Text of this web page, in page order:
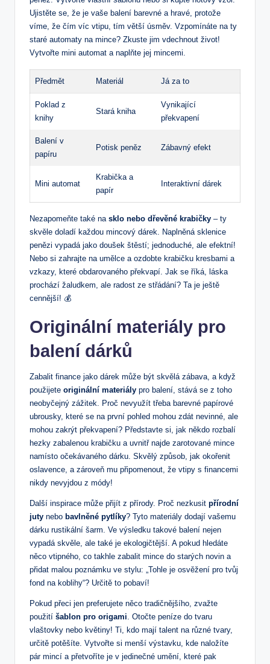
Ujistěte se, že je vaše balení barevné a hravé, protože
víme, že čím víc vtipu, tím větší úsměv. Vzpomínáte na ty
staré automaty na mince? Zkuste jim vdechnout život!
Vytvořte mini automat a naplňte jej mincemi.
Předmět Materiál Já za to
Poklad z
knihy
Stará kniha
Vynikající
překvapení
Balení v
papíru
Potisk peněz Zábavný efekt
Mini automat
Krabička a
papír
Interaktivní dárek
Nezapomeňte také na sklo nebo dřevěné krabičky – ty
skvěle doladí každou mincový dárek. Naplněná sklenice
penězi vypadá jako doušek štěstí; jednoduché, ale efektní!
Nebo si zahrajte na umělce a ozdobte krabičku kresbami a
vzkazy, které obdarovaného překvapí. Jak se říká, láska
prochází žaludkem, ale radost ze střádání? Ta je ještě
cennější! 💰
Originální materiály pro
balení dárků
Zabalit finance jako dárek může být skvělá zábava, a když
použijete originální materiály pro balení, stává se z toho
neobyčejný zážitek. Proč nevyužít třeba barevné papírové
ubrousky, které se na první pohled mohou zdát nevinné, ale
mohou zakrýt překvapení? Představte si, jak někdo rozbalí
hezky zabalenou krabičku a uvnitř najde zarotované mince
namísto očekávaného dárku. Skvělý způsob, jak okořenit
oslavence, a zároveň mu připomenout, že vtipy s financemi
nikdy nevyjdou z módy!
Další inspirace může přijít z přírody. Proč nezkusit přírodní
juty nebo bavlněné pytlíky? Tyto materiály dodají vašemu
dárku rustikální šarm. Ve výsledku takové balení nejen
vypadá skvěle, ale také je ekologičtější. A pokud hledáte
něco vtipného, co takhle zabalit mince do starých novin a
přidat malou poznámku ve stylu: „Tohle je osvěžení pro tvůj
fond na koblihy“? Určitě to pobaví!
Pokud přeci jen preferujete něco tradičnějšího, zvažte
použití šablon pro origami . Otočte peníze do tvaru
vlaštovky nebo květiny! Ti, kdo mají talent na různé tvary,
určitě potěšíte. Vytvořte si menší výstavku, kde naložíte
pár mincí a přetvoříte je v jedinečné umění, které pak